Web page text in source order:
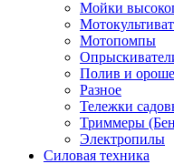
Мойки
Мотопомпы
Полив и
Разное
Тележки
Триммеры
Электропилы
Силовая техника